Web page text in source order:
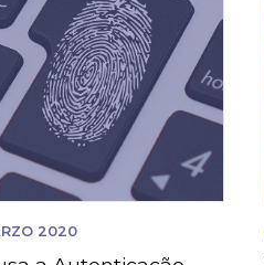
2020